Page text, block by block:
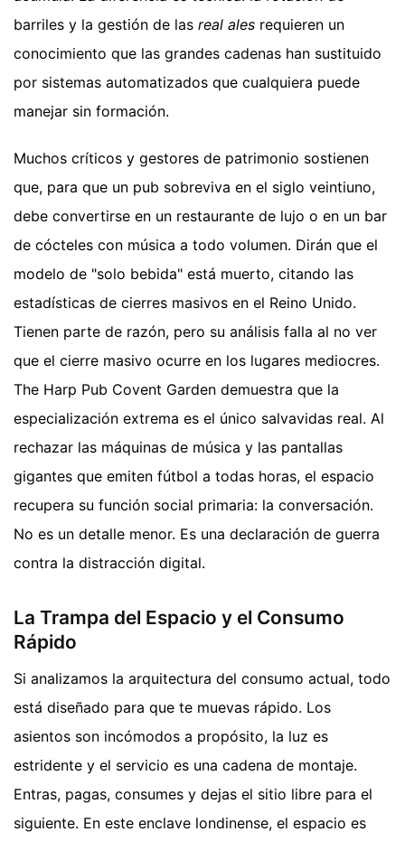
barriles y la gestión de las real ales requieren un
conocimiento que las grandes cadenas han sustituido
por sistemas automatizados que cualquiera puede
manejar sin formación.
Muchos críticos y gestores de patrimonio sostienen
que, para que un pub sobreviva en el siglo veintiuno,
debe convertirse en un restaurante de lujo o en un bar
de cócteles con música a todo volumen. Dirán que el
modelo de "solo bebida" está muerto, citando las
estadísticas de cierres masivos en el Reino Unido.
Tienen parte de razón, pero su análisis falla al no ver
que el cierre masivo ocurre en los lugares mediocres.
The Harp Pub Covent Garden demuestra que la
especialización extrema es el único salvavidas real. Al
rechazar las máquinas de música y las pantallas
gigantes que emiten fútbol a todas horas, el espacio
recupera su función social primaria: la conversación.
No es un detalle menor. Es una declaración de guerra
contra la distracción digital.
La Trampa del Espacio y el Consumo
Rápido
Si analizamos la arquitectura del consumo actual, todo
está diseñado para que te muevas rápido. Los
asientos son incómodos a propósito, la luz es
estridente y el servicio es una cadena de montaje.
Entras, pagas, consumes y dejas el sitio libre para el
siguiente. En este enclave londinense, el espacio es